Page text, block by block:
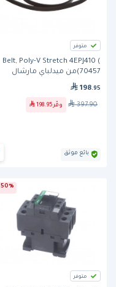
متوفر
Belt, Poly-V Stretch 4EPJ410 (
70457)من ميدلباي مارشال
198.95
397.90 وفّر 198.95
بائع موثق
50% خصم
متوفر